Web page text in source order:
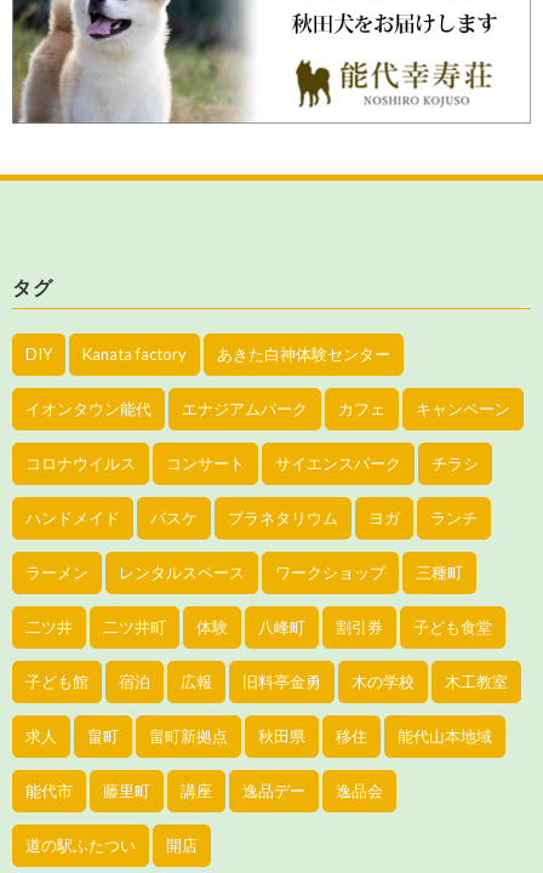
タグ
DIY Kanata factory あきた白神体験センター
イオンタウン能代 エナジアムパーク カフェ キャンペーン
コロナウイルス コンサート サイエンスパーク チラシ
ハンドメイド バスケ プラネタリウム ヨガ ランチ
ラーメン レンタルスペース ワークショップ 三種町
二ツ井 二ツ井町 体験 八峰町 割引券 子ども食堂
子ども館 宿泊 広報 旧料亭金勇 木の学校 木工教室
求人 畠町 畠町新拠点 秋田県 移住 能代山本地域
能代市 藤里町 講座 逸品デー 逸品会
道の駅ふたつい 開店